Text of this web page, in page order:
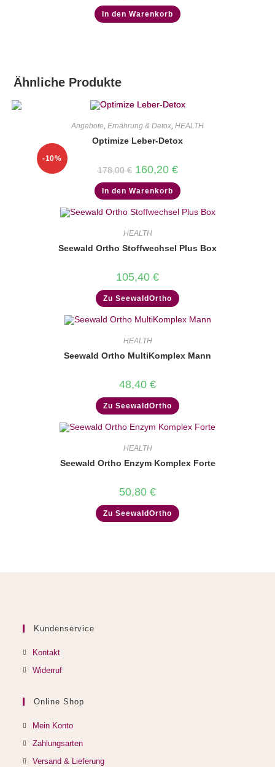
In den Warenkorb
Ähnliche Produkte
-10%
Angebote, Ernährung & Detox, HEALTH
Optimize Leber-Detox
178,00€ Ursprünglicher
Preis
war:
178,00 €
160,20 €Aktueller
Preis
ist:
160,20 €.
In den Warenkorb
HEALTH
Seewald Ortho Stoffwechsel Plus Box
105,40 €
Zu SeewaldOrtho
HEALTH
Seewald Ortho MultiKomplex Mann
48,40 €
Zu SeewaldOrtho
HEALTH
Seewald Ortho Enzym Komplex Forte
50,80 €
Zu SeewaldOrtho
Kundenservice
Kontakt
Widerruf
Online Shop
Mein Konto
Zahlungsarten
Versand & Lieferung